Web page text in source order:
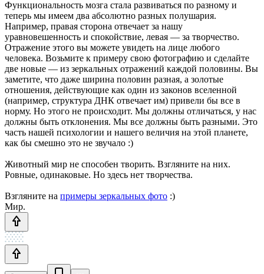
Функциональность мозга стала развиваться по разному и
теперь мы имеем два абсолютно разных полушария.
Например, правая сторона отвечает за нашу
уравновешенность и спокойствие, левая — за творчество.
Отражение этого вы можете увидеть на лице любого
человека. Возьмите к примеру свою фотографию и сделайте
две новые — из зеркальных отражений каждой половины. Вы
заметите, что даже ширина половин разная, а золотые
отношения, действующие как один из законов вселенной
(например, структура ДНК отвечает им) привели бы все в
норму. Но этого не происходит. Мы должны отличаться, у нас
должны быть отклонения. Мы все должны быть разными. Это
часть нашей психологии и нашего величия на этой планете,
как бы смешно это не звучало :)
Животный мир не способен творить. Взгляните на них.
Ровные, одинаковые. Но здесь нет творчества.
Взгляните на примеры зеркальных фото :)
Мир.